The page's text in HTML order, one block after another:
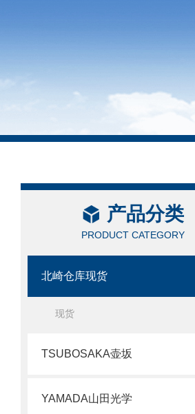
产品分类
PRODUCT CATEGORY
北崎仓库现货
现货
TSUBOSAKA壶坂
YAMADA山田光学